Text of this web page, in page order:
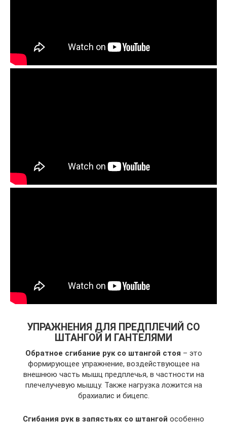
УПРАЖНЕНИЯ ДЛЯ ПРЕДПЛЕЧИЙ СО
ШТАНГОЙ И ГАНТЕЛЯМИ
Обратное сгибание рук со штангой стоя – это
формирующее упражнение, воздействующее на
внешнюю часть мышц предплечья, в частности на
плечелучевую мышцу. Также нагрузка ложится на
брахиалис и бицепс.
Сгибания рук в запястьях со штангой особенно